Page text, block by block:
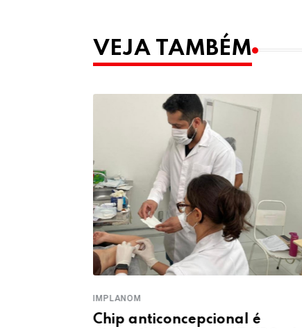
VEJA TAMBÉM
IMPLANOM
Chip anticoncepcional é